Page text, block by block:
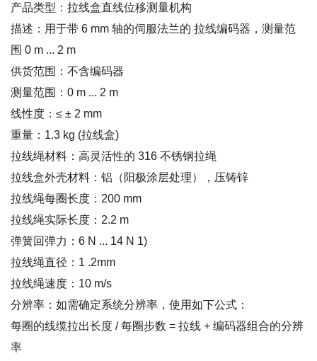
产品类型：拉线盒直线位移测量机构
描述：用于带 6 mm 轴的伺服法兰的 拉线编码器，测量范
围 0 m ... 2 m
供货范围：不含编码器
测量范围：0 m ... 2 m
线性度：≤ ± 2 mm
重量：1.3 kg (拉线盒)
拉线绳材料：高灵活性的 316 不锈钢拉绳
拉线盒外壳材料：铝（阳极涂层处理），压铸锌
拉线绳每圈长度：200 mm
拉线绳实际长度：2.2 m
弹簧回弹力：6 N ... 14 N 1)
拉线绳直径：1 .2mm
拉线绳速度：10 m/s
分辨率：如需确定系统分辨率，使用如下公式：
每圈的线缆拉出长度 / 每圈步数 = 拉线 + 编码器组合的分辨
率